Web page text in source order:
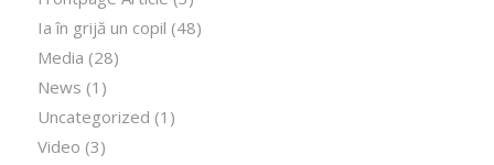
Ia în grijă un copil (48)
Media (28)
News (1)
Uncategorized (1)
Video (3)